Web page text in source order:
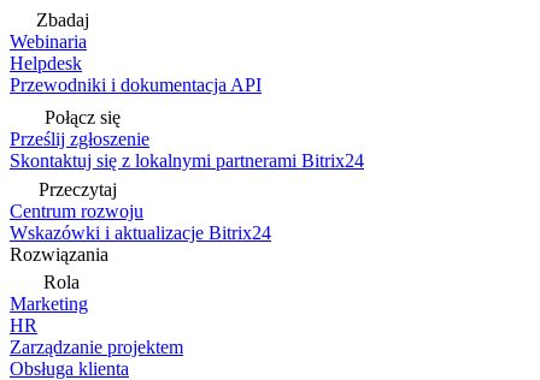
Zbadaj
Webinaria
Helpdesk
Przewodniki i dokumentacja API
Połącz się
Prześlij zgłoszenie
Skontaktuj się z lokalnymi partnerami Bitrix24
Przeczytaj
Centrum rozwoju
Wskazówki i aktualizacje Bitrix24
Rozwiązania
Rola
Marketing
HR
Zarządzanie projektem
Obsługa klienta